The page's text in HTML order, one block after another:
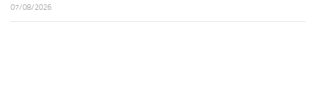
07/08/2026